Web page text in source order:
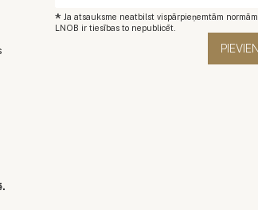
* Ja atsauksme neatbilst vispārpieņemtām normām,
LNOB ir tiesības to nepublicēt.